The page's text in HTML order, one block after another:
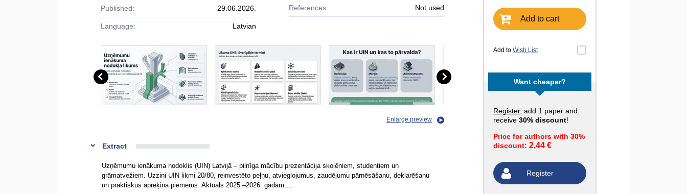
Add to cart
Add to Wish List
Want cheaper?
Register, add 1 paper and
receive 30% discount!
Price for authors with 30%
discount: 2,44 €
Register
Published: 29.06.2026.
Language: Latvian
References: Not used
Enlarge preview
Extract
Uzņēmumu ienākuma nodoklis (UIN) Latvijā – pilnīga mācību prezentācija skolēniem, studentiem un
grāmatvežiem. Uzzini UIN likmi 20/80, reinvestēto peļņu, atvieglojumus, zaudējumu pārnēsāšanu, deklarēšanu
un praktiskus aprēķina piemērus. Aktuāls 2025.–2026. gadam.…